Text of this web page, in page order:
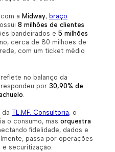
a Midway, braço
8 milhões de clientes
bandeirados e 5 milhões
cerca de 80 milhões de
com um ticket médio
no balanço da
por 30,90% de
.
da TL.MF. Consultoria, o
o consumo, mas orquestra
fidelidade, dados e
passa por operações
e securitização: